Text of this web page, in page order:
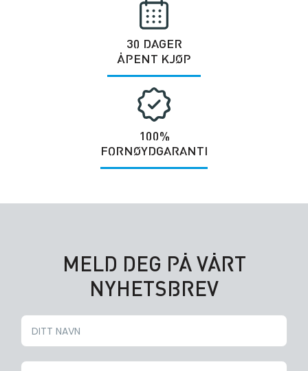
30 DAGER
ÅPENT KJØP
100%
FORNØYDGARANTI
MELD DEG PÅ VÅRT
NYHETSBREV